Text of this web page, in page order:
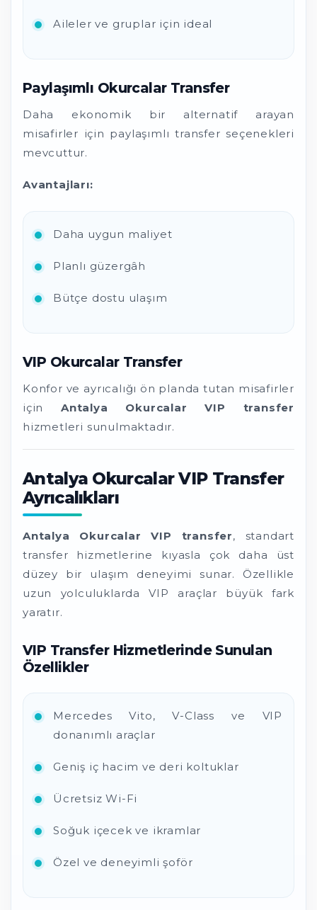
Aileler ve gruplar için ideal
Paylaşımlı Okurcalar Transfer
Daha ekonomik bir alternatif arayan
misafirler için paylaşımlı transfer seçenekleri
mevcuttur.
Avantajları:
Daha uygun maliyet
Planlı güzergâh
Bütçe dostu ulaşım
VIP Okurcalar Transfer
Konfor ve ayrıcalığı ön planda tutan misafirler
için Antalya Okurcalar VIP transfer
hizmetleri sunulmaktadır.
Antalya Okurcalar VIP Transfer
Ayrıcalıkları
Antalya Okurcalar VIP transfer, standart
transfer hizmetlerine kıyasla çok daha üst
düzey bir ulaşım deneyimi sunar. Özellikle
uzun yolculuklarda VIP araçlar büyük fark
yaratır.
VIP Transfer Hizmetlerinde Sunulan
Özellikler
Mercedes Vito, V-Class ve VIP
donanımlı araçlar
Geniş iç hacim ve deri koltuklar
Ücretsiz Wi-Fi
Soğuk içecek ve ikramlar
Özel ve deneyimli şoför